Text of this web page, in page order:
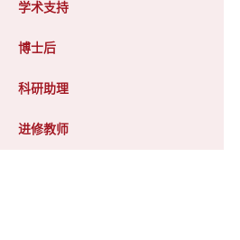
学术支持
博士后
科研助理
进修教师